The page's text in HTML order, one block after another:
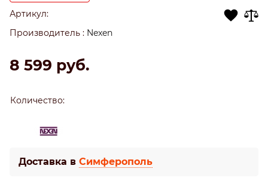
Артикул:
Производитель : Nexen
8 599 руб.
Количество:
Доставка в Симферополь